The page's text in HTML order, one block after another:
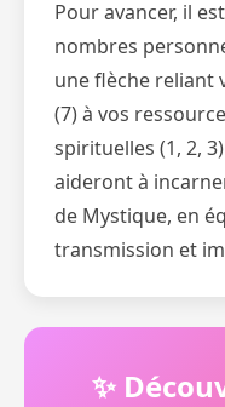
Pour avancer, il
nombres
une flèche reliant
(7) à vos
spirituelles (1, 2,
aideront à
de Mystique, en
transmission et
✨